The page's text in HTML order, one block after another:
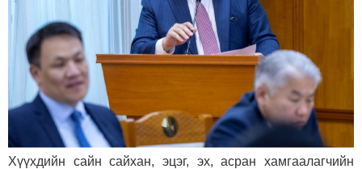
Хүүхдийн сайн сайхан, эцэг, эх, асран хамгаалагчийн